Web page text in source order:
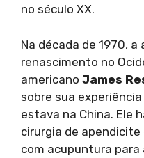
no século XX.
Na década de 1970,
renascimento no
americano James
sobre sua
estava na China. Ele
cirurgia de
com acupuntura para